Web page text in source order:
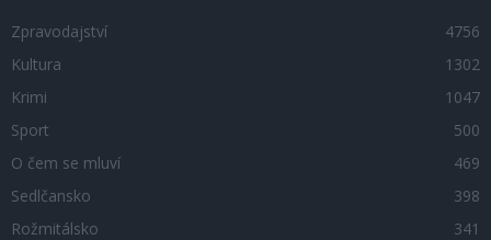
Zpravodajství
4756
Kultura
1302
Krimi
1047
Sport
500
O čem se mluví
469
Sedlčansko
398
Rožmitálsko
341